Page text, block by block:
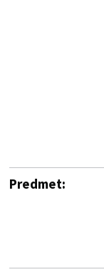
Predmet: